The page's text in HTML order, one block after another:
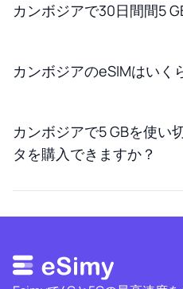
カンボジアで30日間間5
カンボジアのeSIMはいく
カンボジアで5 GBを使い
タを購入できますか？